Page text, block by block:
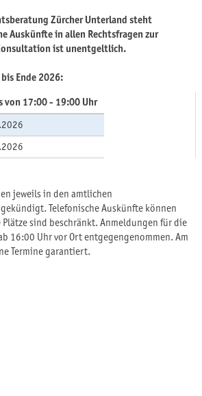
Zürcher Unterland steht
Auskünfte in allen Rechtsfragen zur
ist unentgeltlich.
Ende 2026:
von 17:00 - 19:00 Uhr
jeweils in den amtlichen
Telefonische Auskünfte können
sind beschränkt. Anmeldungen für die
16:00 Uhr vor Ort entgegengenommen. Am
Termine garantiert.